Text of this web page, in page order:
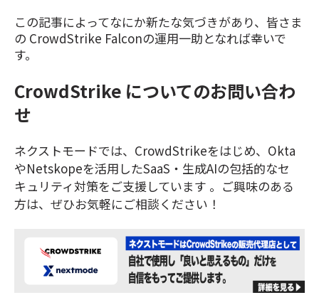
この記事によってなにか新たな気づきがあり、皆さま
の CrowdStrike Falconの運用一助となれば幸いで
す。
CrowdStrike についてのお問い合わ
せ
ネクストモードでは、CrowdStrikeをはじめ、Okta
やNetskopeを活用したSaaS・生成AIの包括的なセ
キュリティ対策をご支援しています 。ご興味のある
方は、ぜひお気軽にご相談ください！